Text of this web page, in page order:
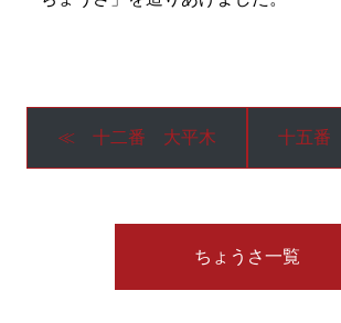
≪ 十二番 大平木 十五
ちょうさ一覧